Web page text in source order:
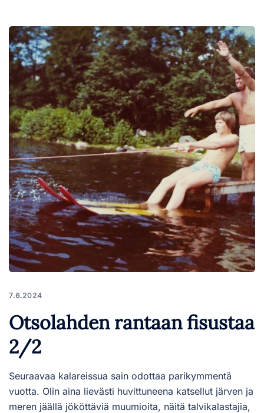
7.6.2024
Otsolahden rantaan fisustaa
2/2
Seuraavaa kalareissua sain odottaa parikymmentä
vuotta. Olin aina lievästi huvittuneena katsellut järven ja
meren jäällä jököttäviä muumioita, näitä talvikalastajia,